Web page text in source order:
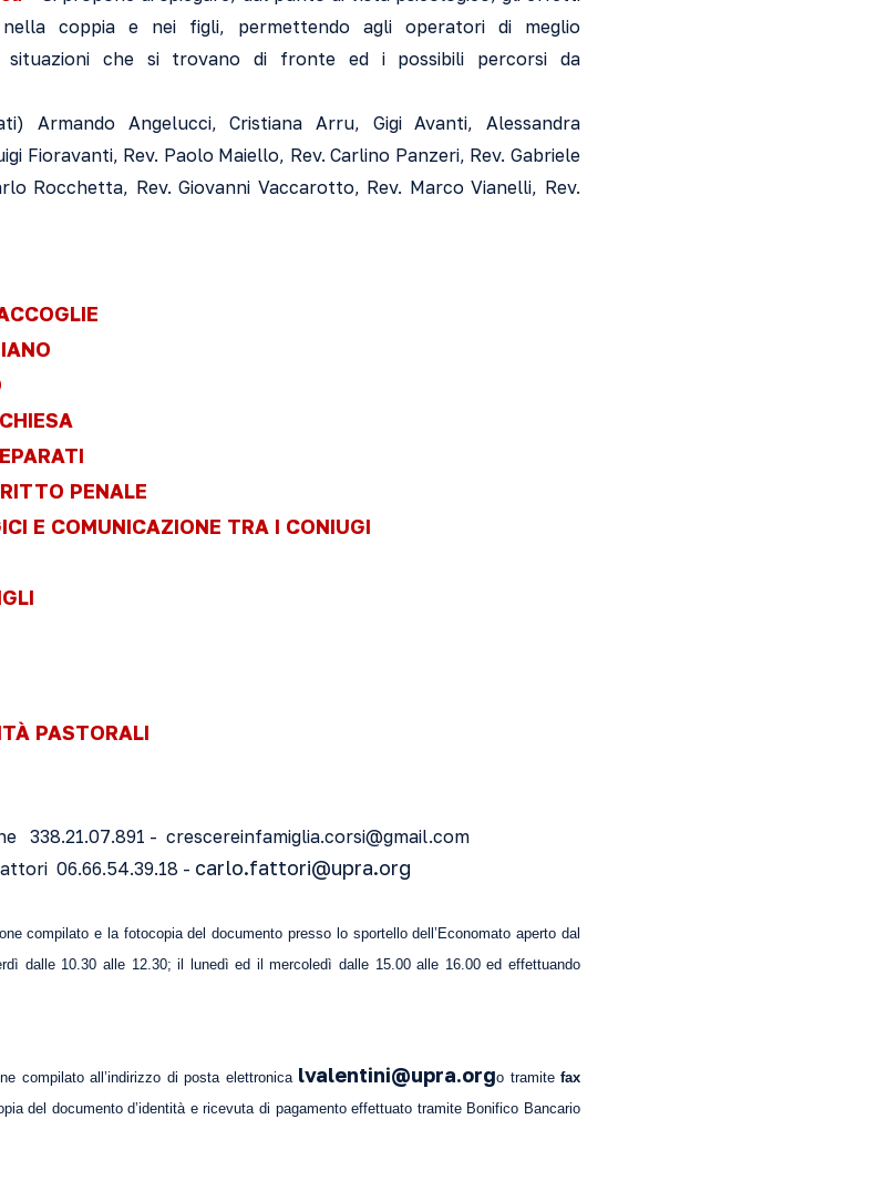
nella coppia e nei figli, permettendo agli operatori di meglio
situazioni che si trovano di fronte ed i possibili percorsi da
Armando Angelucci, Cristiana Arru, Gigi Avanti, Alessandra
Fioravanti, Rev. Paolo Maiello, Rev. Carlino Panzeri, Rev. Gabriele
Rocchetta, Rev. Giovanni Vaccarotto, Rev. Marco Vianelli, Rev.
PENALE
E COMUNICAZIONE TRA I CONIUGI
PASTORALI
338.21.07.891 - crescereinfamiglia.corsi@gmail.com
06.66.54.39.18 - carlo.fattori@upra.org
compilato e la fotocopia del documento presso lo sportello dell’Economato aperto dal
dalle 10.30 alle 12.30; il lunedì ed il mercoledì dalle 15.00 alle 16.00 ed effettuando
compilato all’indirizzo di posta elettronica lvalentini@upra.orgo tramitefax
del documento d’identità e ricevuta di pagamento effettuato tramite Bonifico Bancario